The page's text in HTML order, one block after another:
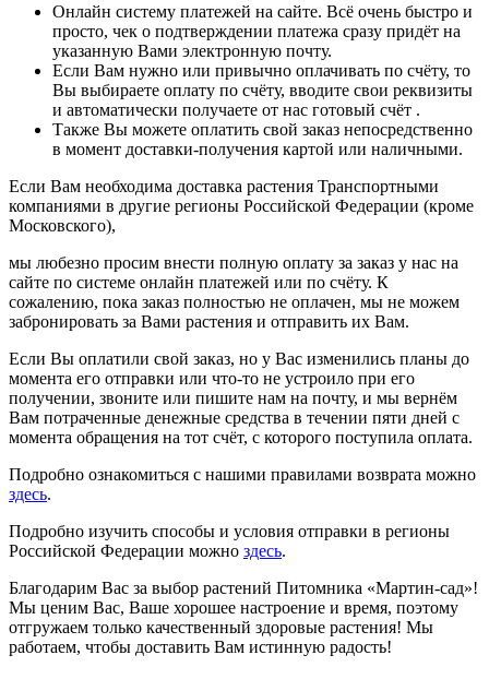
Онлайн систему платежей на сайте. Всё очень быстро и
просто, чек о подтверждении платежа сразу придёт на
указанную Вами электронную почту.
Если Вам нужно или привычно оплачивать по счёту, то
Вы выбираете оплату по счёту, вводите свои реквизиты
и автоматически получаете от нас готовый счёт .
Также Вы можете оплатить свой заказ непосредственно
в момент доставки-получения картой или наличными.
Если Вам необходима доставка растения Транспортными
компаниями в другие регионы Российской Федерации (кроме
Московского),
мы любезно просим внести полную оплату за заказ у нас на
сайте по системе онлайн платежей или по счёту. К
сожалению, пока заказ полностью не оплачен, мы не можем
забронировать за Вами растения и отправить их Вам.
Если Вы оплатили свой заказ, но у Вас изменились планы до
момента его отправки или что-то не устроило при его
получении, звоните или пишите нам на почту, и мы вернём
Вам потраченные денежные средства в течении пяти дней с
момента обращения на тот счёт, с которого поступила оплата.
Подробно ознакомиться с нашими правилами возврата можно
здесь.
Подробно изучить способы и условия отправки в регионы
Российской Федерации можно здесь.
Благодарим Вас за выбор растений Питомника «Мартин-сад»!
Мы ценим Вас, Ваше хорошее настроение и время, поэтому
отгружаем только качественный здоровые растения! Мы
работаем, чтобы доставить Вам истинную радость!